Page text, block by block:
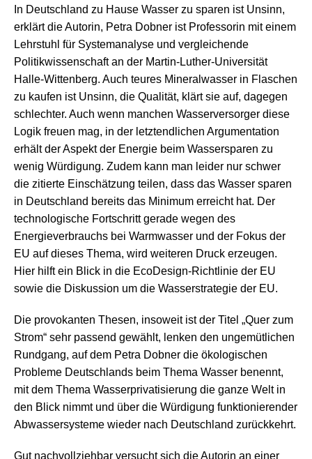
In Deutschland zu Hause Wasser zu sparen ist Unsinn,
erklärt die Autorin, Petra Dobner ist Professorin mit einem
Lehrstuhl für Systemanalyse und vergleichende
Politikwissenschaft an der Martin-Luther-Universität
Halle-Wittenberg. Auch teures Mineralwasser in Flaschen
zu kaufen ist Unsinn, die Qualität, klärt sie auf, dagegen
schlechter. Auch wenn manchen Wasserversorger diese
Logik freuen mag, in der letztendlichen Argumentation
erhält der Aspekt der Energie beim Wassersparen zu
wenig Würdigung. Zudem kann man leider nur schwer
die zitierte Einschätzung teilen, dass das Wasser sparen
in Deutschland bereits das Minimum erreicht hat. Der
technologische Fortschritt gerade wegen des
Energieverbrauchs bei Warmwasser und der Fokus der
EU auf dieses Thema, wird weiteren Druck erzeugen.
Hier hilft ein Blick in die EcoDesign-Richtlinie der EU
sowie die Diskussion um die Wasserstrategie der EU.
Die provokanten Thesen, insoweit ist der Titel „Quer zum
Strom“ sehr passend gewählt, lenken den ungemütlichen
Rundgang, auf dem Petra Dobner die ökologischen
Probleme Deutschlands beim Thema Wasser benennt,
mit dem Thema Wasserprivatisierung die ganze Welt in
den Blick nimmt und über die Würdigung funktionierender
Abwassersysteme wieder nach Deutschland zurückkehrt.
Gut nachvollziehbar versucht sich die Autorin an einer